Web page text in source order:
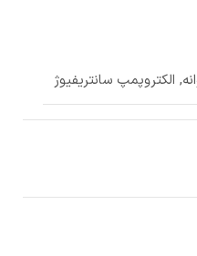
الکتروپمپ سانتریفیوژ